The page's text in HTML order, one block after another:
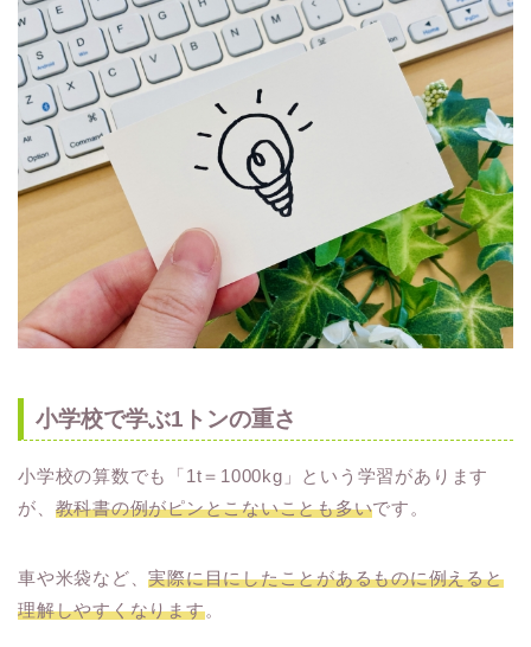
小学校で学ぶ1トンの重さ
小学校の算数でも「1t＝1000kg」という学習があります
が、 教科書の例がピンとこないことも多いです。
車や米袋など、実際に目にしたことがあるものに例えると
理解しやすくなります。